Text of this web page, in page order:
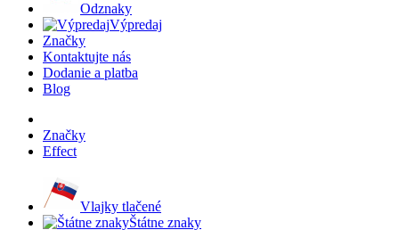
Odznaky
Výpredaj
Značky
Kontaktujte nás
Dodanie a platba
Blog
Značky
Effect
Vlajky tlačené
Štátne znaky